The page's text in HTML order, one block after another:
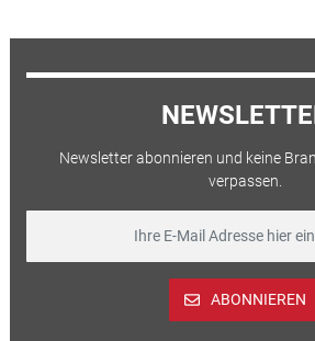
Newsletter abonnieren und keine
verpassen.
ABONNIEREN